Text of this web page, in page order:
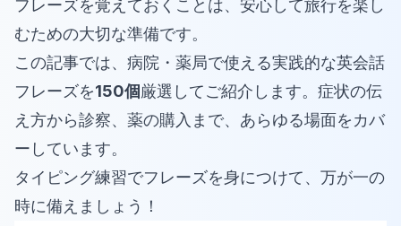
フレーズを覚えておくことは、安心して旅行を楽し
むための大切な準備です。
この記事では、病院・薬局で使える実践的な英会話
フレーズを150個厳選してご紹介します。症状の伝
え方から診察、薬の購入まで、あらゆる場面をカバ
ーしています。
タイピング練習でフレーズを身につけて、万が一の
時に備えましょう！